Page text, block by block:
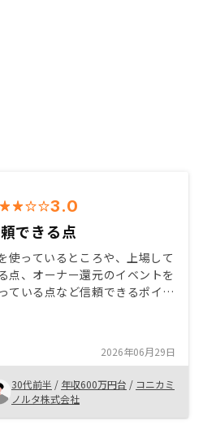
3.0
できる点
使っているところや、上場して
点、オーナー還元のイベントを
ている点など信頼できるポイン
用がわかりやすくなるといい。
2026年06月29日
30代前半 / 年収600万円台 / コニカミ
ノルタ株式会社